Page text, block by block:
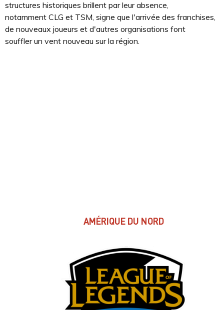
structures historiques brillent par leur absence,
notamment CLG et TSM, signe que l'arrivée des franchises,
de nouveaux joueurs et d'autres organisations font
souffler un vent nouveau sur la région.
AMÉRIQUE DU NORD